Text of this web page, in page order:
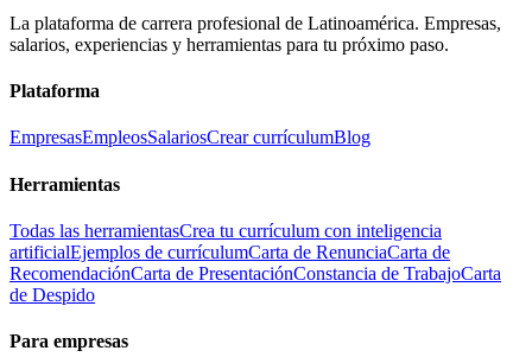
La plataforma de carrera profesional de Latinoamérica. Empresas,
salarios, experiencias y herramientas para tu próximo paso.
Plataforma
EmpresasEmpleosSalariosCrear currículumBlog
Herramientas
Todas las herramientasCrea tu currículum con inteligencia
artificialEjemplos de currículumCarta de RenunciaCarta de
RecomendaciónCarta de PresentaciónConstancia de TrabajoCarta
de Despido
Para empresas